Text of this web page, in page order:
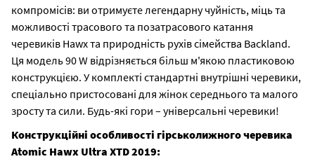
компромісів: ви отримуєте легендарну чуйність, міць та
можливості трасового та позатрасового катання
черевиків Hawx та природність рухів сімейства Backland.
Ця модель 90 W відрізняється більш м'якою пластиковою
конструкцією. У комплекті стандартні внутрішні черевики,
спеціально пристосовані для жінок середнього та малого
зросту та сили. Будь-які гори – універсальні черевики!
Конструкційні особливості гірськолижного черевика
Atomic Hawx Ultra XTD 2019: